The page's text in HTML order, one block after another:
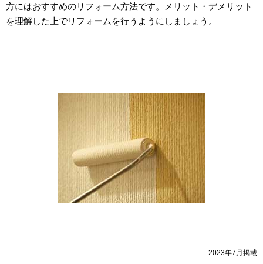
方にはおすすめのリフォーム方法です。メリット・デメリット
を理解した上でリフォームを行うようにしましょう。
2023年7月掲載